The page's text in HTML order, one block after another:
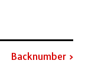
Backnumber